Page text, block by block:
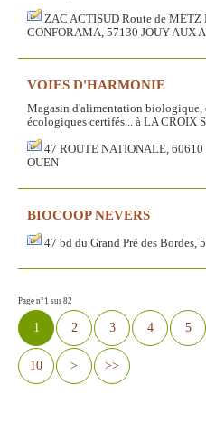
ZAC ACTISUD Route de METZ
CONFORAMA, 57130 JOUY AUX
VOIES D'HARMONIE
Magasin d'alimentation biologique,
écologiques certifés... à LA CROIX
47 ROUTE NATIONALE,
OUEN
BIOCOOP NEVERS
47 bd du Grand Pré des Bordes,
Page n°1 sur 82
1 2 3 4 5
10 > >>